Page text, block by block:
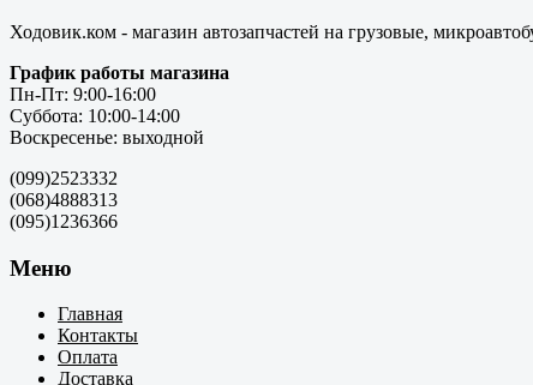
Ходовик.ком - магазин автозапчастей на грузовые,
График работы магазина
Пн-Пт: 9:00-16:00
Суббота: 10:00-14:00
Воскресенье: выходной
(099)2523332
(068)4888313
(095)1236366
Меню
Главная
Контакты
Оплата
Доставка